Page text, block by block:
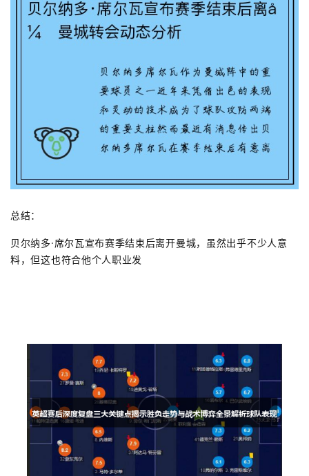
总结：
贝尔纳多·席尔瓦宣布赛季结束后离开曼城，虽然出乎不少人意
料，但这也符合他个人职业发